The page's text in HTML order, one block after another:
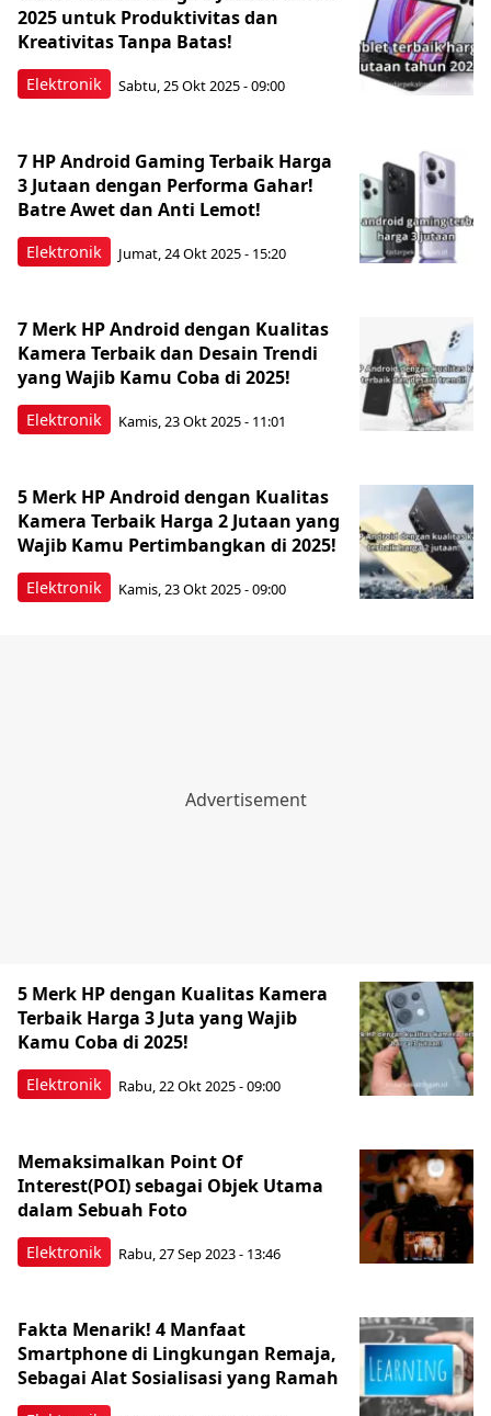
Elektronik
2025 untuk Produktivitas dan
Kreativitas Tanpa Batas!
Sabtu, 25 Okt 2025 - 09:00
Elektronik
7 HP Android Gaming Terbaik Harga
3 Jutaan dengan Performa Gahar!
Batre Awet dan Anti Lemot!
Jumat, 24 Okt 2025 - 15:20
Elektronik
7 Merk HP Android dengan Kualitas
Kamera Terbaik dan Desain Trendi
yang Wajib Kamu Coba di 2025!
Kamis, 23 Okt 2025 - 11:01
Elektronik
5 Merk HP Android dengan Kualitas
Kamera Terbaik Harga 2 Jutaan yang
Wajib Kamu Pertimbangkan di 2025!
Kamis, 23 Okt 2025 - 09:00
Elektronik
5 Merk HP dengan Kualitas Kamera
Terbaik Harga 3 Juta yang Wajib
Kamu Coba di 2025!
Rabu, 22 Okt 2025 - 09:00
Elektronik
Memaksimalkan Point Of
Interest(POI) sebagai Objek Utama
dalam Sebuah Foto
Rabu, 27 Sep 2023 - 13:46
Fakta Menarik! 4 Manfaat
Smartphone di Lingkungan Remaja,
Sebagai Alat Sosialisasi yang Ramah